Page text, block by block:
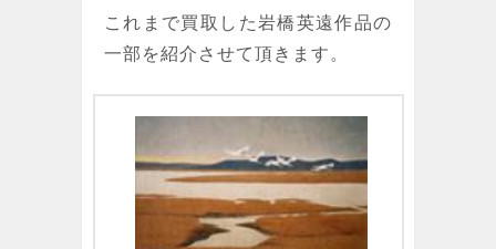
これまで買取した岩橋英遠作品の
一部を紹介させて頂きます。